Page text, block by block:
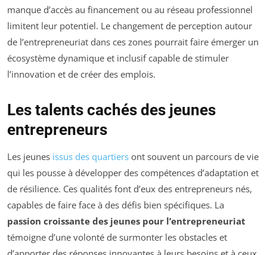
manque d’accès au financement ou au réseau professionnel
limitent leur potentiel. Le changement de perception autour
de l’entrepreneuriat dans ces zones pourrait faire émerger un
écosystème dynamique et inclusif capable de stimuler
l’innovation et de créer des emplois.
Les talents cachés des jeunes
entrepreneurs
Les jeunes issus des quartiers ont souvent un parcours de vie
qui les pousse à développer des compétences d’adaptation et
de résilience. Ces qualités font d’eux des entrepreneurs nés,
capables de faire face à des défis bien spécifiques. La
passion croissante des jeunes pour l’entrepreneuriat
témoigne d’une volonté de surmonter les obstacles et